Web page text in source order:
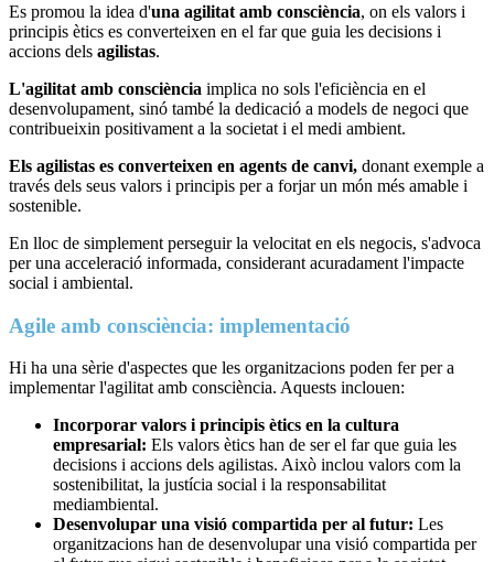
Es promou la idea d'una agilitat amb consciència, on els valors i
principis ètics es converteixen en el far que guia les decisions i
accions dels agilistas.
L'agilitat amb consciència implica no sols l'eficiència en el
desenvolupament, sinó també la dedicació a models de negoci que
contribueixin positivament a la societat i el medi ambient.
Els agilistas es converteixen en agents de canvi, donant exemple a
través dels seus valors i principis per a forjar un món més amable i
sostenible.
En lloc de simplement perseguir la velocitat en els negocis, s'advoca
per una acceleració informada, considerant acuradament l'impacte
social i ambiental.
Agile amb consciència: implementació
Hi ha una sèrie d'aspectes que les organitzacions poden fer per a
implementar l'agilitat amb consciència. Aquests inclouen:
Incorporar valors i principis ètics en la cultura
empresarial: Els valors ètics han de ser el far que guia les
decisions i accions dels agilistas. Això inclou valors com la
sostenibilitat, la justícia social i la responsabilitat
mediambiental.
Desenvolupar una visió compartida per al futur: Les
organitzacions han de desenvolupar una visió compartida per